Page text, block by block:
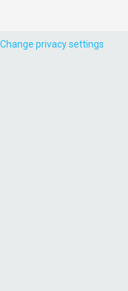
Change privacy settings